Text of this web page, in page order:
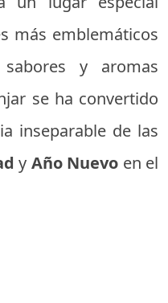
más emblemáticos
y aromas
se ha convertido
inseparable de las
y Año Nuevo en el